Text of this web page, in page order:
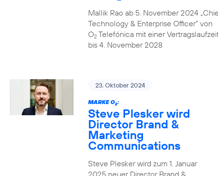
Mallik Rao ab 5. November 2024
Technology & Enterprise Officer” von
O2Telefónica mit einer
bis 4. November 2028
23. Oktober 2024
MARKE O2:
Steve Plesker wird
Director Brand &
Marketing
Communications
Steve Plesker wird zum 1. Januar
2025 neuer Director Brand &